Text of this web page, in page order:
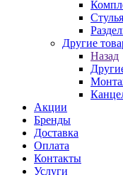
Другие
Назад
Акции
Бренды
Доставка
Оплата
Контакты
Услуги